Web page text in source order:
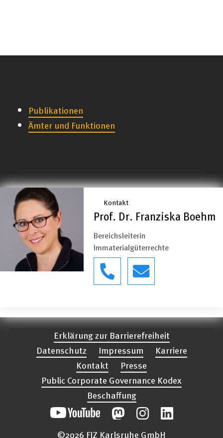
Publikationen
Ämter und Funktionen
Kontakt
Prof. Dr. Franziska Boehm
Bereichsleiterin
Immaterialgüterrechte
Erklärung zur Barrierefreiheit
Datenschutz
Impressum
Karriere
Kontakt
Presse
Public Corporate Governance Kodex
Beschaffung
©2026 FIZ Karlsruhe GmbH